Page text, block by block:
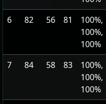
6 82 56 81
100%,
100%,
100%
7 84 58 83
100%,
100%,
100%